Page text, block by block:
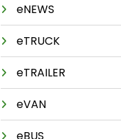
eNEWS
eTRUCK
eTRAILER
eVAN
eBUS